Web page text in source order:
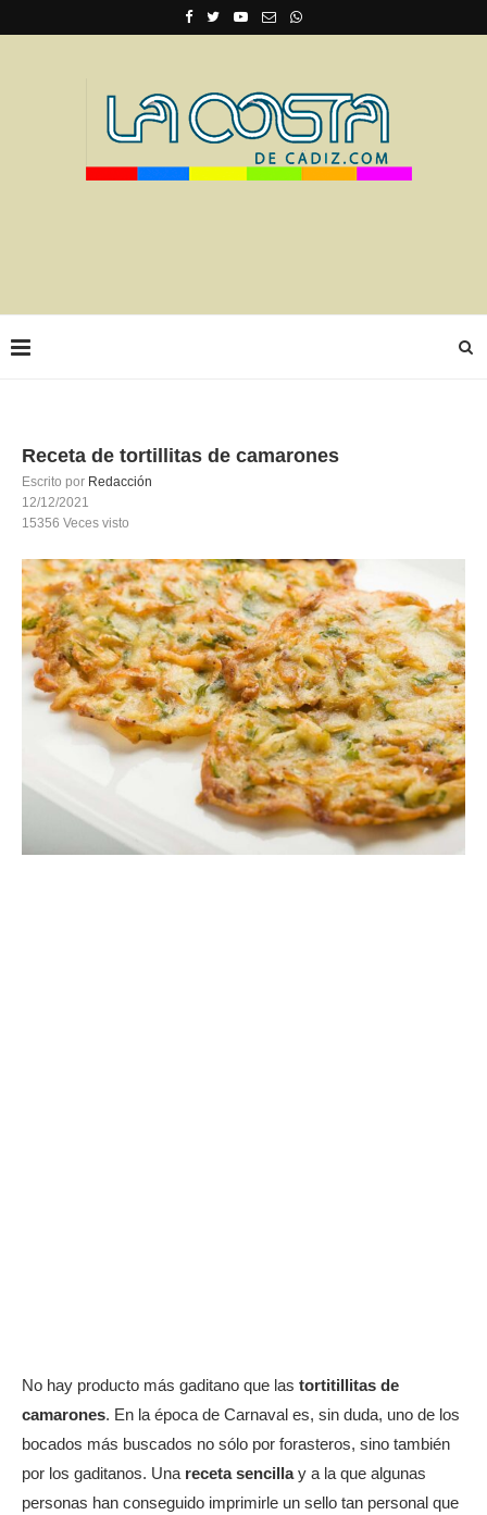
Receta de tortillitas de camarones
Escrito por Redacción
12/12/2021
15356 Veces visto
No hay producto más gaditano que las tortitillitas de
camarones. En la época de Carnaval es, sin duda, uno de los
bocados más buscados no sólo por forasteros, sino también
por los gaditanos. Una receta sencillay a la que algunas
personas han conseguido imprimirle un sello tan personal que